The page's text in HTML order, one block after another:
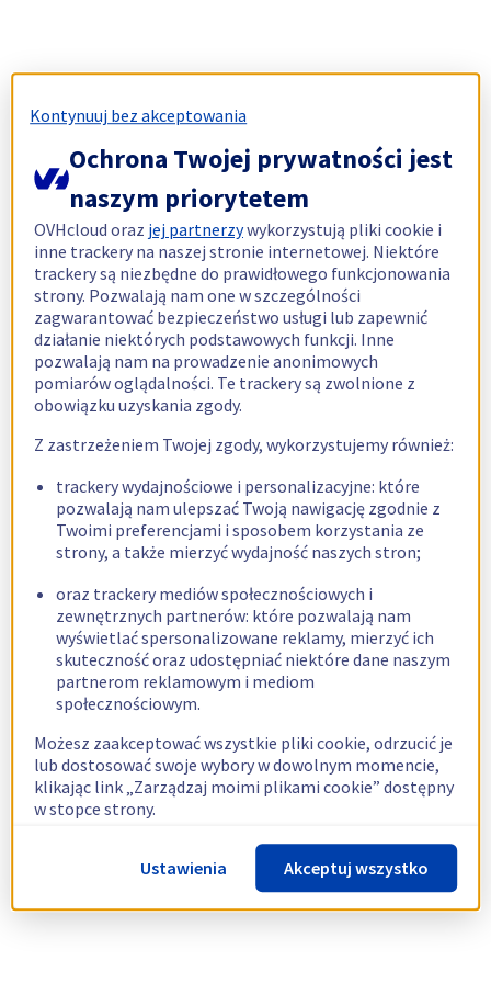
Kontynuuj bez akceptowania
Ochrona Twojej prywatności jest
naszym priorytetem
OVHcloud oraz jej partnerzywykorzystują pliki cookie i
inne trackery na naszej stronie internetowej. Niektóre
trackery są niezbędne do prawidłowego funkcjonowania
strony. Pozwalają nam one w szczególności
zagwarantować bezpieczeństwo usługi lub zapewnić
działanie niektórych podstawowych funkcji. Inne
pozwalają nam na prowadzenie anonimowych
pomiarów oglądalności. Te trackery są zwolnione z
obowiązku uzyskania zgody.
Z zastrzeżeniem Twojej zgody, wykorzystujemy również:
trackery wydajnościowe i personalizacyjne: które
pozwalają nam ulepszać Twoją nawigację zgodnie z
Twoimi preferencjami i sposobem korzystania ze
strony, a także mierzyć wydajność naszych stron;
oraz trackery mediów społecznościowych i
zewnętrznych partnerów: które pozwalają nam
wyświetlać spersonalizowane reklamy, mierzyć ich
skuteczność oraz udostępniać niektóre dane naszym
partnerom reklamowym i mediom
społecznościowym.
Możesz zaakceptować wszystkie pliki cookie, odrzucić je
lub dostosować swoje wybory w dowolnym momencie,
klikając link „Zarządzaj moimi plikami cookie” dostępny
w stopce strony.
Więcej informacji znajdziesz w naszejpolityce
dotyczącej wykorzystywania plików cookie.
Ustawienia Akceptuj wszystko